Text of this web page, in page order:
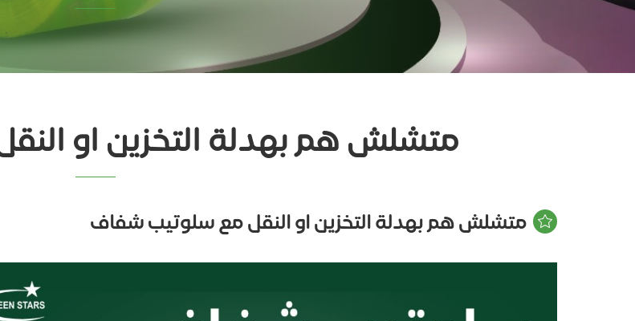
متشلش هم بهدلة التخزين او
متشلش هم بهدلة التخزين او النقل مع سلوتيب شفاف